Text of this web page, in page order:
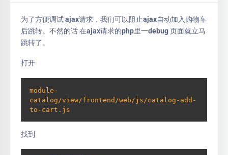
为了方便调试 ajax请求，我们可以阻止ajax自动加入购物车
后跳转。不然的话 在ajax请求的php里一debug 页面就立马
跳转了。
打开
module-
catalog/view/frontend/web/js/catalog-add-
to-cart.js
找到